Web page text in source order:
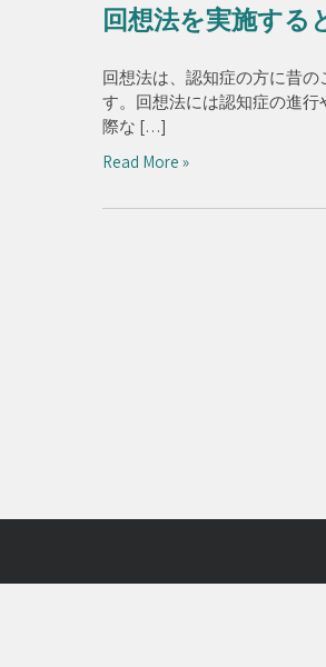
回想法を実施する
回想法は、認知症の方に昔
す。回想法には認知症の進
際な […]
Read More »